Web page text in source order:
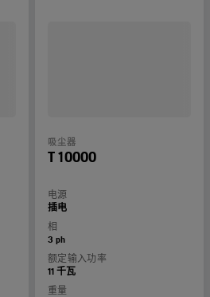
吸尘器
T 10000
电源
插电
相
3 ph
额定输入功率
11 千瓦
重量